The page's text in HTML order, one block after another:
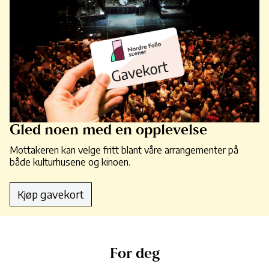
Gled noen med en opplevelse
Mottakeren kan velge fritt blant våre arrangementer på
både kulturhusene og kinoen.
Kjøp gavekort
For deg